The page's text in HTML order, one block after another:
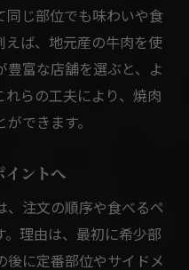
同じ部位でも味わいや食
ば、地元産の牛肉を使
豊富な店舗を選ぶと、よ
らの工夫により、焼肉
できます。
イントへ
、注文の順序や食べるペ
理由は、最初に希少部
に定番部位やサイドメ